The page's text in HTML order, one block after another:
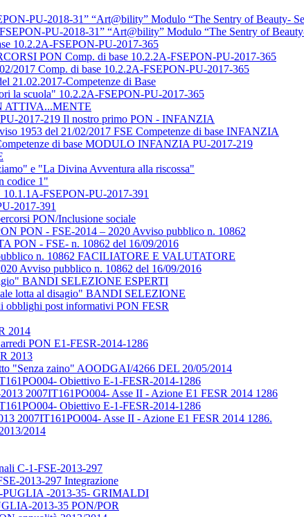
PU-2018-31” “Art@bility” Modulo “The Sentry of Beauty-
PU-2018-31” “Art@bility” Modulo “The Sentry of
10.2.2A-FSEPON-PU-2017-365
PON Comp. di base 10.2.2A-FSEPON-PU-2017-365
2017 Comp. di base 10.2.2A-FSEPON-PU-2017-365
21.02.2017-Competenze di Base
la scuola" 10.2.2A-FSEPON-PU-2017-365
ATTIVA...MENTE
2017-219 Il nostro primo PON - INFANZIA
1953 del 21/02/2017 FSE Competenze di base INFANZIA
di base MODULO INFANZIA PU-2017-219
e "La Divina Avventura alla riscossa"
codice 1"
FSEPON-PU-2017-391
2017-391
PON/Inclusione sociale
PON - FSE-2014 – 2020 Avviso pubblico n. 10862
PON - FSE- n. 10862 del 16/09/2016
n. 10862 FACILIATORE E VALUTATORE
Avviso pubblico n. 10862 del 16/09/2016
BANDI SELEZIONE ESPERTI
lotta al disagio" BANDI SELEZIONE
obblighi post informativi PON FESR
2014
PON E1-FESR-2014-1286
2013
"Senza zaino" AOODGAI/4266 DEL 20/05/2014
Obiettivo E-1-FESR-2014-1286
2007IT161PO004- Asse II - Azione E1 FESR 2014 1286
Obiettivo E-1-FESR-2014-1286
2007IT161PO004- Asse II - Azione E1 FESR 2014 1286.
2014
C-1-FSE-2013-297
2013-297 Integrazione
PUGLIA -2013-35- GRIMALDI
2013-35 PON/POR